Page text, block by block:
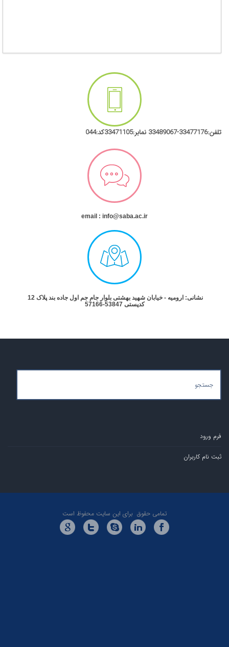
email : info@saba.ac.ir
ارومیه - خیابان شهید بهشتی بلوار جام جم اول جاده بند پلاک 12
تمامی حقوق برای این سایت محفوظ است